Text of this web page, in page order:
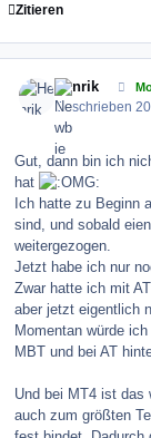
Zitieren
Henrik
Geschrieben
Gut, dann bin ich
hat
Ich hatte zu Beginn
sind, und sobald
weitergezogen.
Jetzt habe ich nur
Zwar hatte ich mit
aber jetzt eigentlich
Momentan würde
MBT und bei AT
Und bei MT4 ist das
auch zum größten